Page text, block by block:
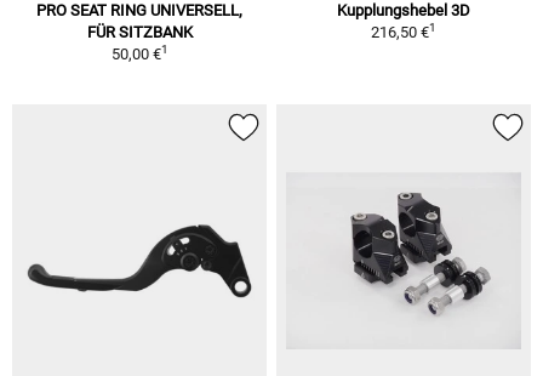
PRO SEAT RING UNIVERSELL,
FÜR SITZBANK
50,00 €1
Kupplungshebel 3D
216,50 €1